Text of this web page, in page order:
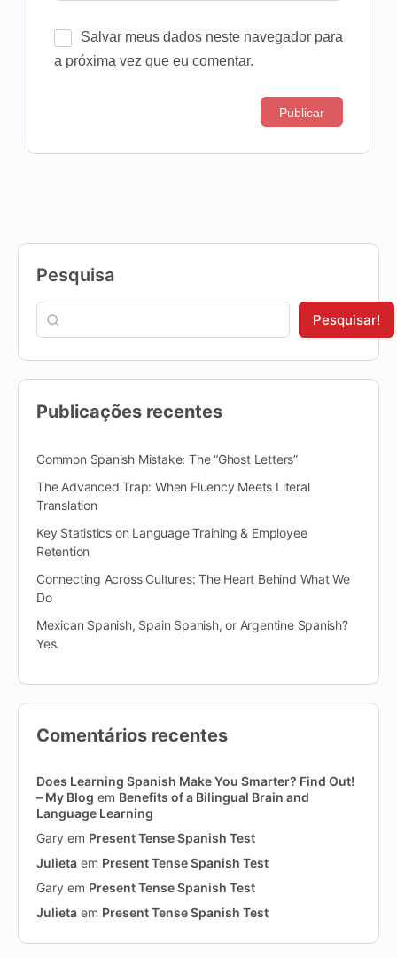
Salvar meus dados neste navegador para
a próxima vez que eu comentar.
Pesquisa
Pesquisar!
Publicações recentes
Common Spanish Mistake: The “Ghost Letters”
The Advanced Trap: When Fluency Meets Literal
Translation
Key Statistics on Language Training & Employee
Retention
Connecting Across Cultures: The Heart Behind What We
Do
Mexican Spanish, Spain Spanish, or Argentine Spanish?
Yes.
Comentários recentes
Does Learning Spanish Make You Smarter? Find Out!
– My Blog em Benefits of a Bilingual Brain and
Language Learning
Gary em Present Tense Spanish Test
Julieta em Present Tense Spanish Test
Gary em Present Tense Spanish Test
Julieta em Present Tense Spanish Test